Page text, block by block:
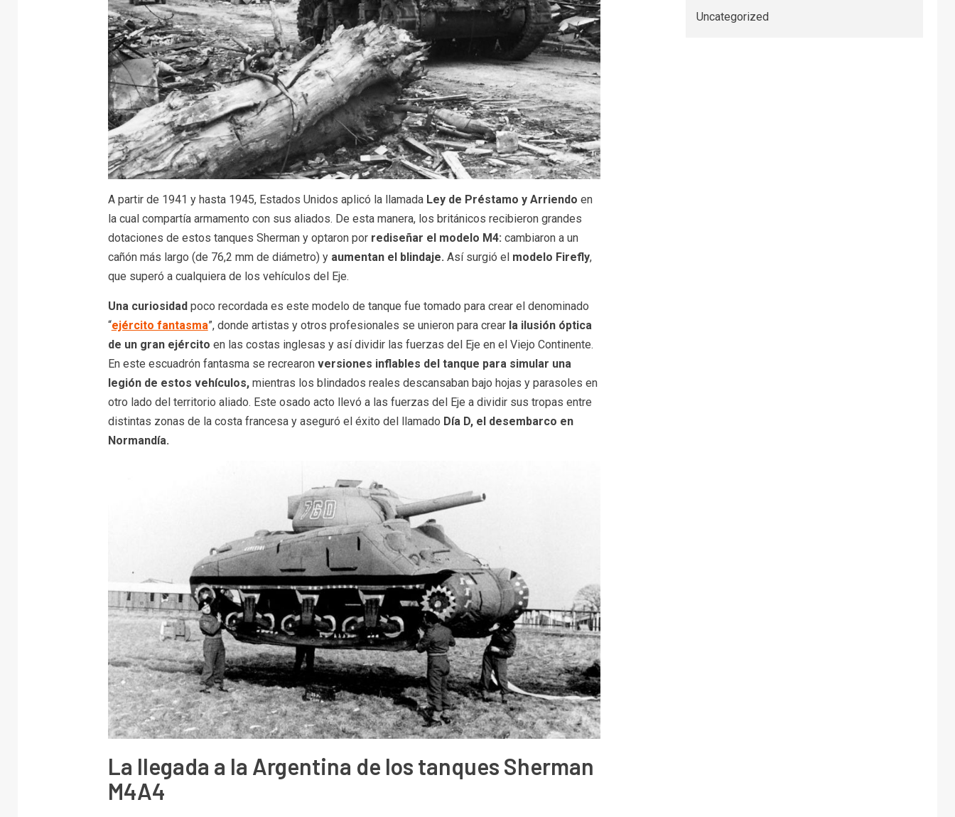
A partir de 1941 y hasta 1945, Estados Unidos aplicó la llamada Ley de Préstamo y Arriendo en
la cual compartía armamento con sus aliados. De esta manera, los británicos recibieron grandes
dotaciones de estos tanques Sherman y optaron por rediseñar el modelo M4: cambiaron a un
cañón más largo (de 76,2 mm de diámetro) yaumentan el blindaje. Así surgió el modelo Firefly,
que superó a cualquiera de los vehículos del Eje.
Una curiosidad poco recordada es este modelo de tanque fue tomado para crear el denominado
“ejército fantasma”, donde artistas y otros profesionales se unieron para crear la ilusión óptica
de un gran ejército en las costas inglesas y así dividir las fuerzas del Eje en el Viejo Continente.
En este escuadrón fantasma se recrearon versiones inflables del tanque para simular una
legión de estos vehículos, mientras los blindados reales descansaban bajo hojas y parasoles en
otro lado del territorio aliado. Este osado acto llevó a las fuerzas del Eje a dividir sus tropas entre
distintas zonas de la costa francesa y aseguró el éxito del llamado Día D, el desembarco en
Normandía.
La llegada a la Argentina de los tanques Sherman
M4A4
Uncategorized